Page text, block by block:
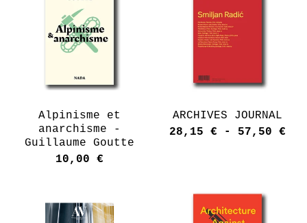
Alpinisme et
anarchisme -
Guillaume Goutte
10,00 €
ARCHIVES JOURNAL
28,15 € - 57,50 €